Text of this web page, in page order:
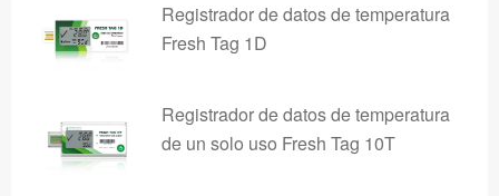
Registrador de datos de temperatura
Fresh Tag 1D
Registrador de datos de temperatura
de un solo uso Fresh Tag 10T